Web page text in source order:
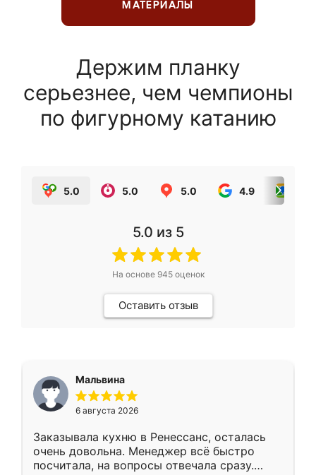
МАТЕРИАЛЫ
Держим планку
серьезнее, чем чемпионы
по фигурному катанию
5.0 5.0 5.0 4.9
5.0 из 5
На основе 945оценок
Оставить отзыв
Мальвина
6 августа 2026
Заказывала кухню в Ренессанс, осталась
очень довольна. Менеджер всё быстро
посчитала, на вопросы отвечала сразу.